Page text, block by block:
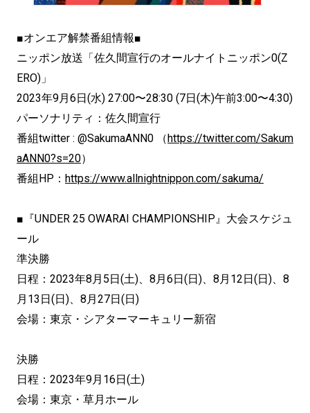
■オンエア解禁番組情報■
ニッポン放送「佐久間宣行のオールナイトニッポン0(Z
ERO)」
2023年9月6日(水) 27:00〜28:30 (7日(木)午前3:00〜4:30)
パーソナリティ：佐久間宣行
番組twitter : @SakumaANN0 （https://twitter.com/Sakum
aANN0?s=20）
番組HP： https://www.allnightnippon.com/sakuma/
■『UNDER 25 OWARAI CHAMPIONSHIP』大会スケジュ
ール
準決勝
日程：2023年8月5日(土)、8月6日(日)、8月12日(日)、8
月13日(日)、8月27日(日)
会場：東京・シアターマーキュリー新宿
決勝
日程：2023年9月16日(土)
会場：東京・草月ホール